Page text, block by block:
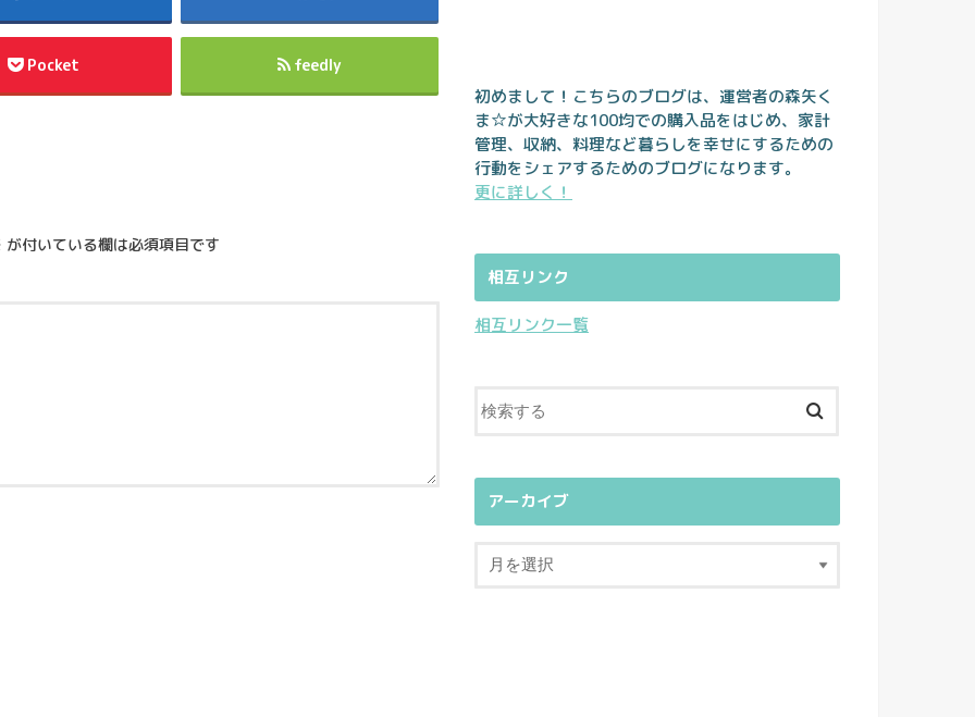
Pocket feedly
が付いている欄は必須項目です
初めまして！こちらのブログは、運営者の森矢く
ま☆が大好きな100均での購入品をはじめ、家計
管理、収納、料理など暮らしを幸せにするための
行動をシェアするためのブログになります。
更に詳しく！
相互リンク
相互リンク一覧
アーカイブ